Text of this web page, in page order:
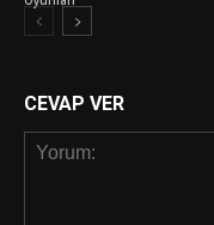
CEVAP VER